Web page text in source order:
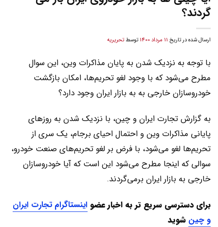
گردند؟
ارسال شده در تاریخ 11 مرداد 1400 توسطتحریریه
با توجه به نزدیک شدن به پایان مذاکرات وین، این سوال
مطرح می‌شود که با وجود لغو تحریم‌ها، امکان بازگشت
خودروسازان خارجی به به بازار ایران وجود دارد؟
به گزارش تجارت ایران و چین، با نزدیک شدن به روزهای
پایانی مذاکرات وین و احتمال احیای برجام، یک سری از
تحریم‌ها لغو می‌شود، با فرض بر لغو تحریم‌های صنعت خودرو،
سوالی که اینجا مطرح می‌شود این است که آیا خودروسازان
خارجی به بازار ایران برمی‌گردند.
برای دسترسی سریع تر به اخبار عضو اینستاگرام تجارت ایران
و چین شوید